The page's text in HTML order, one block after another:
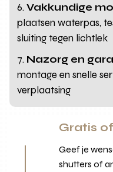
Vakkundige
plaatsen waterpas,
sluiting tegen lichtlek
Nazorg en
montage en snelle
verplaatsing
Gratis
Geef je
shutters of